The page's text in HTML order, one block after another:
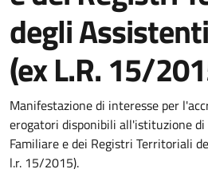
degli
(ex L.R. 15/
Dettagli della
Manifestazione di interesse per
erogatori disponibili all'istituzione
Familiare e dei Registri Territoriali
l.r. 15/2015).